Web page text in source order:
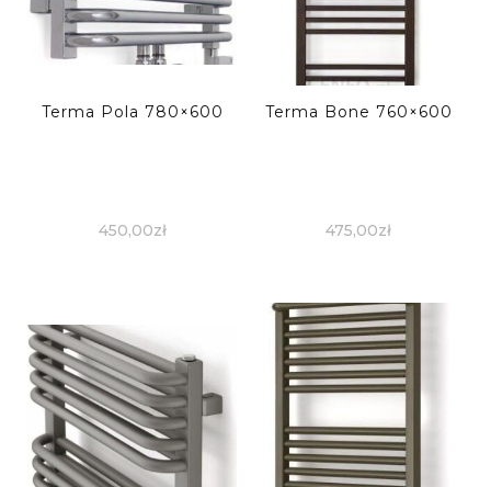
Terma Pola 780×600
450,00zł
Terma Bone 760×600
475,00zł